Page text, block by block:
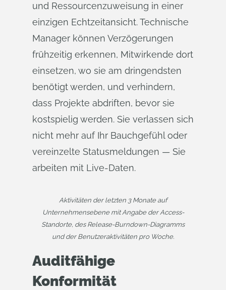
und Ressourcenzuweisung in einer
einzigen Echtzeitansicht. Technische
Manager können Verzögerungen
frühzeitig erkennen, Mitwirkende dort
einsetzen, wo sie am dringendsten
benötigt werden, und verhindern,
dass Projekte abdriften, bevor sie
kostspielig werden. Sie verlassen sich
nicht mehr auf Ihr Bauchgefühl oder
vereinzelte Statusmeldungen — Sie
arbeiten mit Live-Daten.
Aktivitäten der letzten 3 Monate auf
Unternehmensebene mit Angabe der Access-
Standorte, des Release-Burndown-Diagramms
und der Benutzeraktivitäten pro Woche.
Auditfähige
Konformität